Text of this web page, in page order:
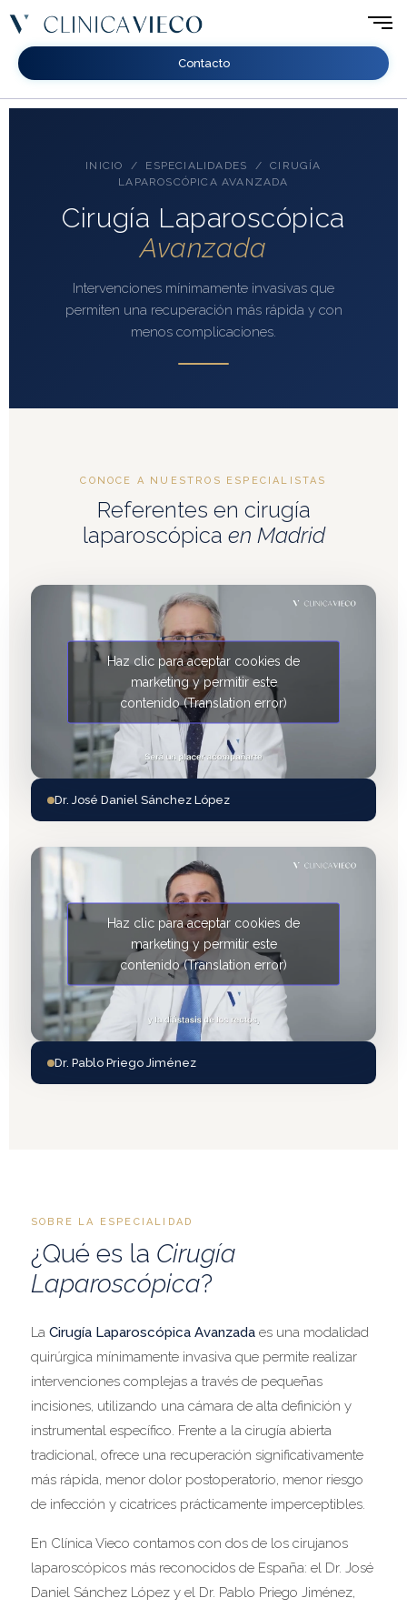
Contacto
INICIO / ESPECIALIDADES / CIRUGÍA
LAPAROSCÓPICA AVANZADA
Cirugía Laparoscópica
Avanzada
Intervenciones mínimamente invasivas que
permiten una recuperación más rápida y con
menos complicaciones.
CONOCE A NUESTROS ESPECIALISTAS
Referentes en cirugía
laparoscópica en Madrid
Haz clic para aceptar cookies de
marketing y permitir este
contenido (Translation error)
Dr. José Daniel Sánchez López
Haz clic para aceptar cookies de
marketing y permitir este
contenido (Translation error)
Dr. Pablo Priego Jiménez
SOBRE LA ESPECIALIDAD
¿Qué es la Cirugía
Laparoscópica?
La Cirugía Laparoscópica Avanzada es una modalidad
quirúrgica mínimamente invasiva que permite realizar
intervenciones complejas a través de pequeñas
incisiones, utilizando una cámara de alta definición y
instrumental específico. Frente a la cirugía abierta
tradicional, ofrece una recuperación significativamente
más rápida, menor dolor postoperatorio, menor riesgo
de infección y cicatrices prácticamente imperceptibles.
En Clínica Vieco contamos con dos de los cirujanos
laparoscópicos más reconocidos de España: el Dr. José
Daniel Sánchez López y el Dr. Pablo Priego Jiménez,